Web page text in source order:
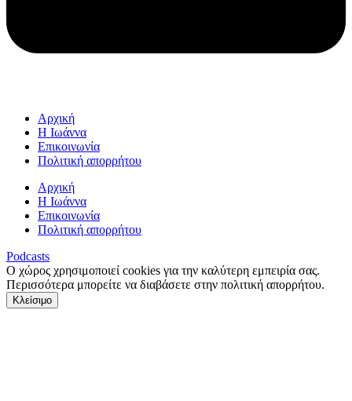
Αρχική
Η Ιωάννα
Επικοινωνία
Πολιτική απορρήτου
Αρχική
Η Ιωάννα
Επικοινωνία
Πολιτική απορρήτου
Podcasts
Ο χώρος χρησιμοποιεί cookies για την καλύτερη εμπειρία σας.
Περισσότερα μπορείτε να διαβάσετε στην πολιτική απορρήτου.
Κλείσιμο